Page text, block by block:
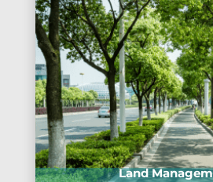
Land